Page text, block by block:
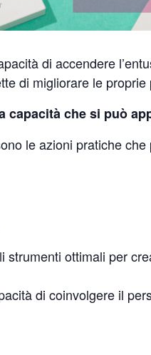
di accendere
di migliorare le
capacità chesi può
le azioni pratiche
strumenti ottimali per
di coinvolgere il